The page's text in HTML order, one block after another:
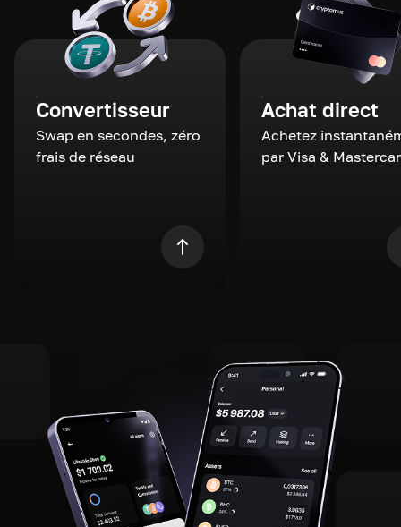
Convertisseur
Swap en secondes, zéro
frais de réseau
Achat direct
Achetez
par Visa &